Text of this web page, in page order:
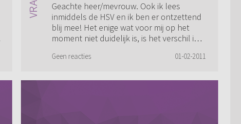
Geachte heer/mevrouw. Ook ik lees
inmiddels de HSV en ik ben er ontzettend
blij mee! Het enige wat voor mij op het
moment niet duidelijk is, is het verschil in
Hoogl...
Geen reacties 01-02-2011